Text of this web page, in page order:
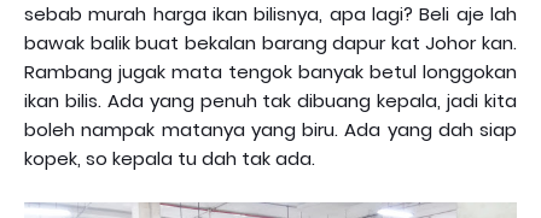
sebab murah harga ikan bilisnya, apa lagi? Beli aje lah
bawak balik buat bekalan barang dapur kat Johor kan.
Rambang jugak mata tengok banyak betul longgokan
ikan bilis. Ada yang penuh tak dibuang kepala, jadi kita
boleh nampak matanya yang biru. Ada yang dah siap
kopek, so kepala tu dah tak ada.